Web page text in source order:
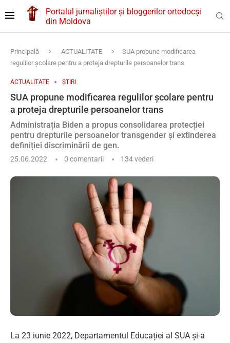
Portalul jurnaliștilor și bloggerilor ortodocși
din Moldova
Principală ACTUALITATE
SUA propune modificarea
regulilor școlare pentru a proteja drepturile persoanelor trans
ACTUALITATE ȘTIRI
SUA propune modificarea regulilor școlare pentru
a proteja drepturile persoanelor trans
Administrația Biden a propus consolidarea protecției
pentru drepturile persoanelor transgender și extinderea
definiției discriminării de gen.
25.06.2022 0 comentarii 134vederi
La 23 iunie 2022, Departamentul Educației al SUA și-a